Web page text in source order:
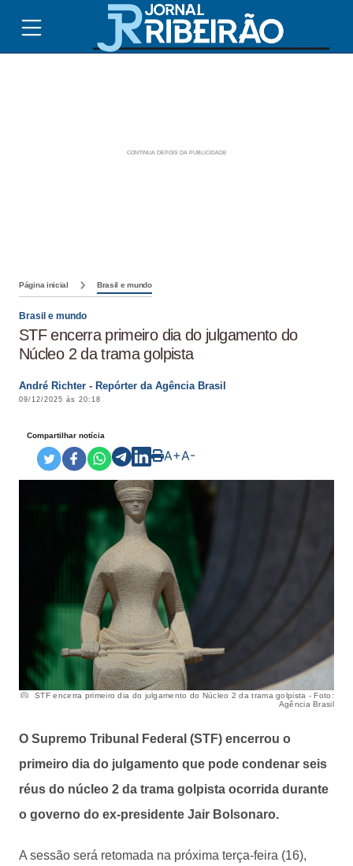
Página inicial Brasil e mundo
Brasil e mundo
STF encerra primeiro dia do julgamento do
Núcleo 2 da trama golpista
André Richter - Repórter da Agência Brasil
09/12/2025 às 20:18
Compartilhar notícia
A+A-
STF encerra primeiro dia do julgamento do Núcleo 2 da trama golpista - Foto:
Agência Brasil
O Supremo Tribunal Federal (STF) encerrou o
primeiro dia do julgamento que pode condenar seis
réus do núcleo 2 da trama golpista ocorrida durante
o governo do ex-presidente Jair Bolsonaro.
A sessão será retomada na próxima terça-feira (16),